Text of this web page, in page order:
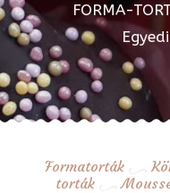
FORMA-
Formatorták
torták